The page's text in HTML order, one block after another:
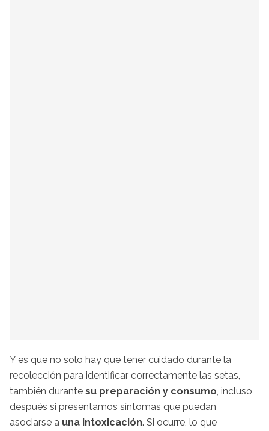
Y es que no solo hay que tener cuidado durante la
recolección para identificar correctamente las setas,
también durante su preparación y consumo, incluso
después si presentamos síntomas que puedan
asociarse a una intoxicación. Si ocurre, lo que